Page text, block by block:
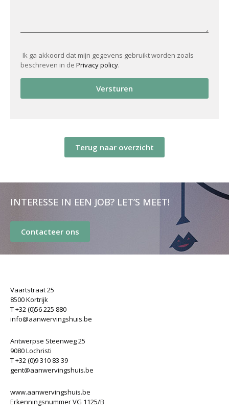
Ik ga akkoord dat mijn gegevens gebruikt worden zoals
beschreven in de Privacy policy.
Versturen
Terug naar overzicht
INTERESSE IN EEN JOB? LET’S MEET!
Contacteer ons
Vaartstraat 25
8500 Kortrijk
T +32 (0)56 225 880
info@aanwervingshuis.be
Antwerpse Steenweg 25
9080 Lochristi
T +32 (0)9 310 83 39
gent@aanwervingshuis.be
www.aanwervingshuis.be
Erkenningsnummer VG 1125/B